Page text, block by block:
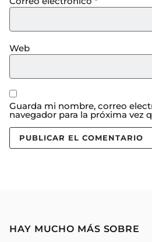
Web
Guarda mi nombre, correo
navegador para la próxima vez
HAY MUCHO MÁS SOBRE